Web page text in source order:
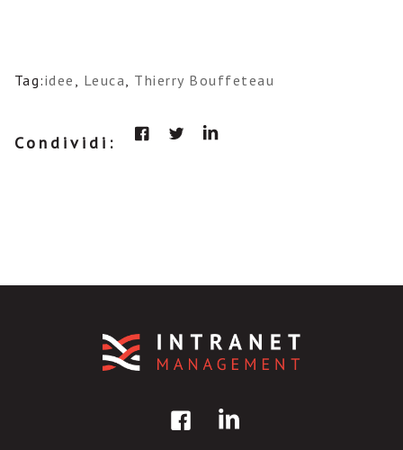
Tag:idee , Leuca, Thierry Bouffeteau
Condividi: